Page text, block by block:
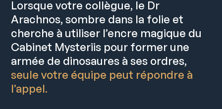
Lorsque votre collègue, le Dr
Arachnos, sombre dans la folie et
cherche à utiliser l’encre magique du
Cabinet Mysteriis pour former une
armée de dinosaures à ses ordres,
seule votre équipe peut répondre à
l’appel.